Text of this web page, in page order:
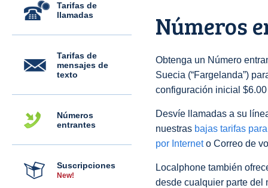
Tarifas de
llamadas
Tarifas de
mensajes de
texto
Números
entrantes
Suscripciones
New!
Números
Obtenga un Número
Suecia (“Fargelanda”)
configuración inicial
Desvíe llamadas a su
nuestras bajas tarifas
por Interneto Correo de
Localphone también
desde cualquier parte del